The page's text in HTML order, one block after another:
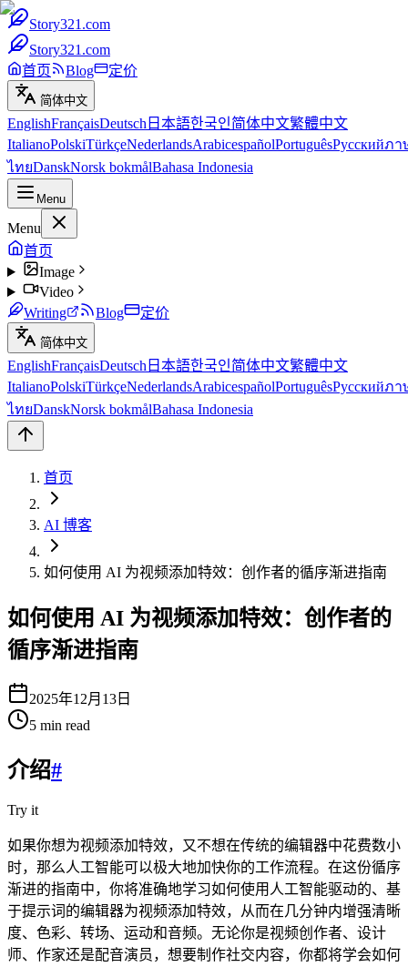
Story321.com
Story321.com
首页
Blog 定价
简体中文
EnglishFrançaisDeutsch 日本語한국인简体中文繁體中文
ItalianoPolskiTürkçeNederlandsArabicespañolPortuguêsРусскийภา
ไทยDanskNorsk bokmålBahasa Indonesia
Menu
Menu
首页
Image
Video
Writing
Blog 定价
简体中文
EnglishFrançaisDeutsch 日本語한국인简体中文繁體中文
ItalianoPolskiTürkçeNederlandsArabicespañolPortuguêsРусскийภา
ไทยDanskNorsk bokmålBahasa Indonesia
首页
AI 博客
如何使用 AI 为视频添加特效：创作者的循序渐进指南
如何使用 AI 为视频添加特效：创作者的
循序渐进指南
2025年12月13日
5 min read
介绍#
Try it
如果你想为视频添加特效，又不想在传统的编辑器中花费数小
时，那么人工智能可以极大地加快你的工作流程。在这份循序
渐进的指南中，你将准确地学习如何使用人工智能驱动的、基
于提示词的编辑器为视频添加特效，从而在几分钟内增强清晰
度、色彩、转场、运动和音频。无论你是视频创作者、设计
师、作家还是配音演员，想要制作社交内容，你都将学会如何